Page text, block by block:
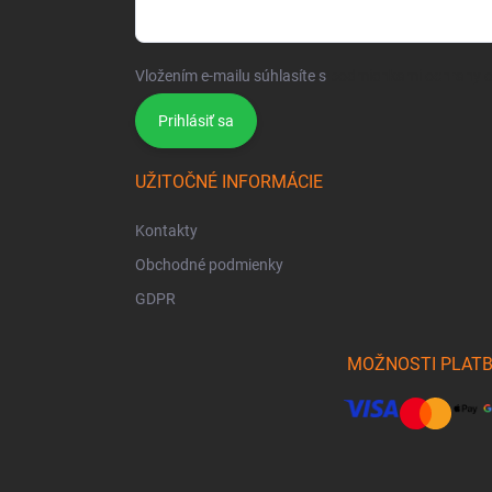
Vložením e-mailu súhlasíte s
Prihlásiť sa
UŽITOČNÉ INFORMÁCIE
Kontakty
Obchodné podmienky
GDPR
MOŽNOSTI